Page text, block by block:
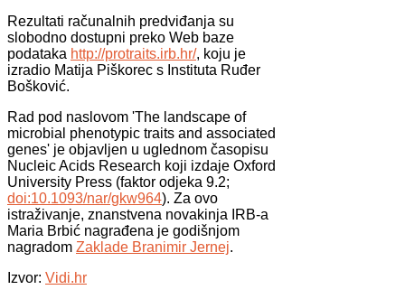
Rezultati računalnih predviđanja su
slobodno dostupni preko Web baze
podataka http://protraits.irb.hr/, koju je
izradio Matija Piškorec s Instituta Ruđer
Bošković.
Rad pod naslovom 'The landscape of
microbial phenotypic traits and associated
genes' je objavljen u uglednom časopisu
Nucleic Acids Research koji izdaje Oxford
University Press (faktor odjeka 9.2;
doi:10.1093/nar/gkw964). Za ovo
istraživanje, znanstvena novakinja IRB-a
Maria Brbić nagrađena je godišnjom
nagradom Zaklade Branimir Jernej.
Izvor: Vidi.hr